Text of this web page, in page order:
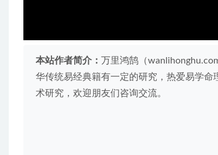
本站作者简介： 万里鸿鹄（
华传统易经典籍有一定的研究，热爱易学
术研究，欢迎朋友们咨询交流。